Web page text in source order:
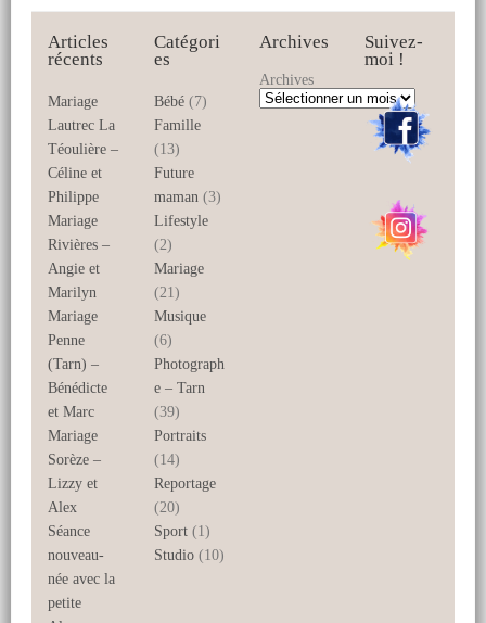
Articles
récents
Mariage
Lautrec La
Téoulière –
Céline et
Philippe
Mariage
Rivières –
Angie et
Marilyn
Mariage
Penne
(Tarn) –
Bénédicte
et Marc
Mariage
Sorèze –
Lizzy et
Alex
Séance
nouveau-
née avec la
petite
Catégori
es
Bébé(7)
Famille
(13)
Future
maman (3)
Lifestyle
(2)
Mariage
(21)
Musique
(6)
Photograph
e – Tarn
(39)
Portraits
(14)
Reportage
(20)
Sport(1)
Studio(10)
Archives
Archives
Suivez-
moi !